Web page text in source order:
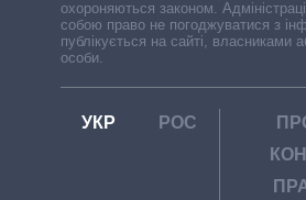
охороняються законом.
собою право не погоджуватися з
публікується на сайті, власниками
особи.
УКР РОС